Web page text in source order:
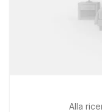
Alla